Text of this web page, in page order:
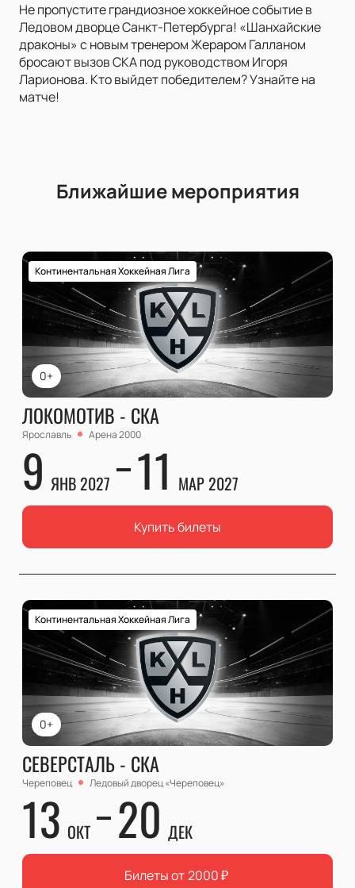
Не пропустите грандиозное хоккейное событие в
Ледовом дворце Санкт-Петербурга! «Шанхайские
драконы» с новым тренером Жераром Галланом
бросают вызов СКА под руководством Игоря
Ларионова. Кто выйдет победителем? Узнайте на
матче!
Ближайшие мероприятия
0+
Континентальная Хоккейная Лига
ЛОКОМОТИВ - СКА
Ярославль Арена 2000
9 ЯНВ 2027 11 МАР 2027
Купить билеты
0+
Континентальная Хоккейная Лига
СЕВЕРСТАЛЬ - СКА
Череповец Ледовый дворец «Череповец»
13 ОКТ 20 ДЕК
Билеты от 2000₽